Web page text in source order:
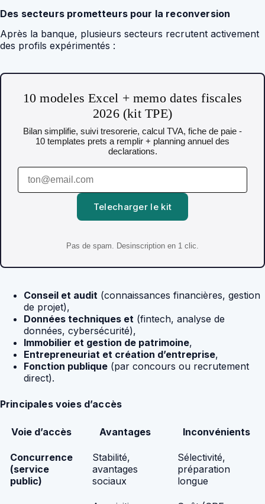
Des secteurs prometteurs pour la reconversion
Après la banque, plusieurs secteurs recrutent activement
des profils expérimentés :
10 modeles Excel + memo dates fiscales
2026 (kit TPE)
Bilan simplifie, suivi tresorerie, calcul TVA, fiche de paie -
10 templates prets a remplir + planning annuel des
declarations.
Telecharger le kit
Pas de spam. Desinscription en 1 clic.
Conseil et audit (connaissances financières, gestion
de projet),
Données techniques et (fintech, analyse de
données, cybersécurité),
Immobilier et gestion de patrimoine,
Entrepreneuriat et création d’entreprise,
Fonction publique (par concours ou recrutement
direct).
Principales voies d’accès
Voie d’accès Avantages Inconvénients
Concurrence
(service
public)
Stabilité,
avantages
sociaux
Sélectivité,
préparation
longue